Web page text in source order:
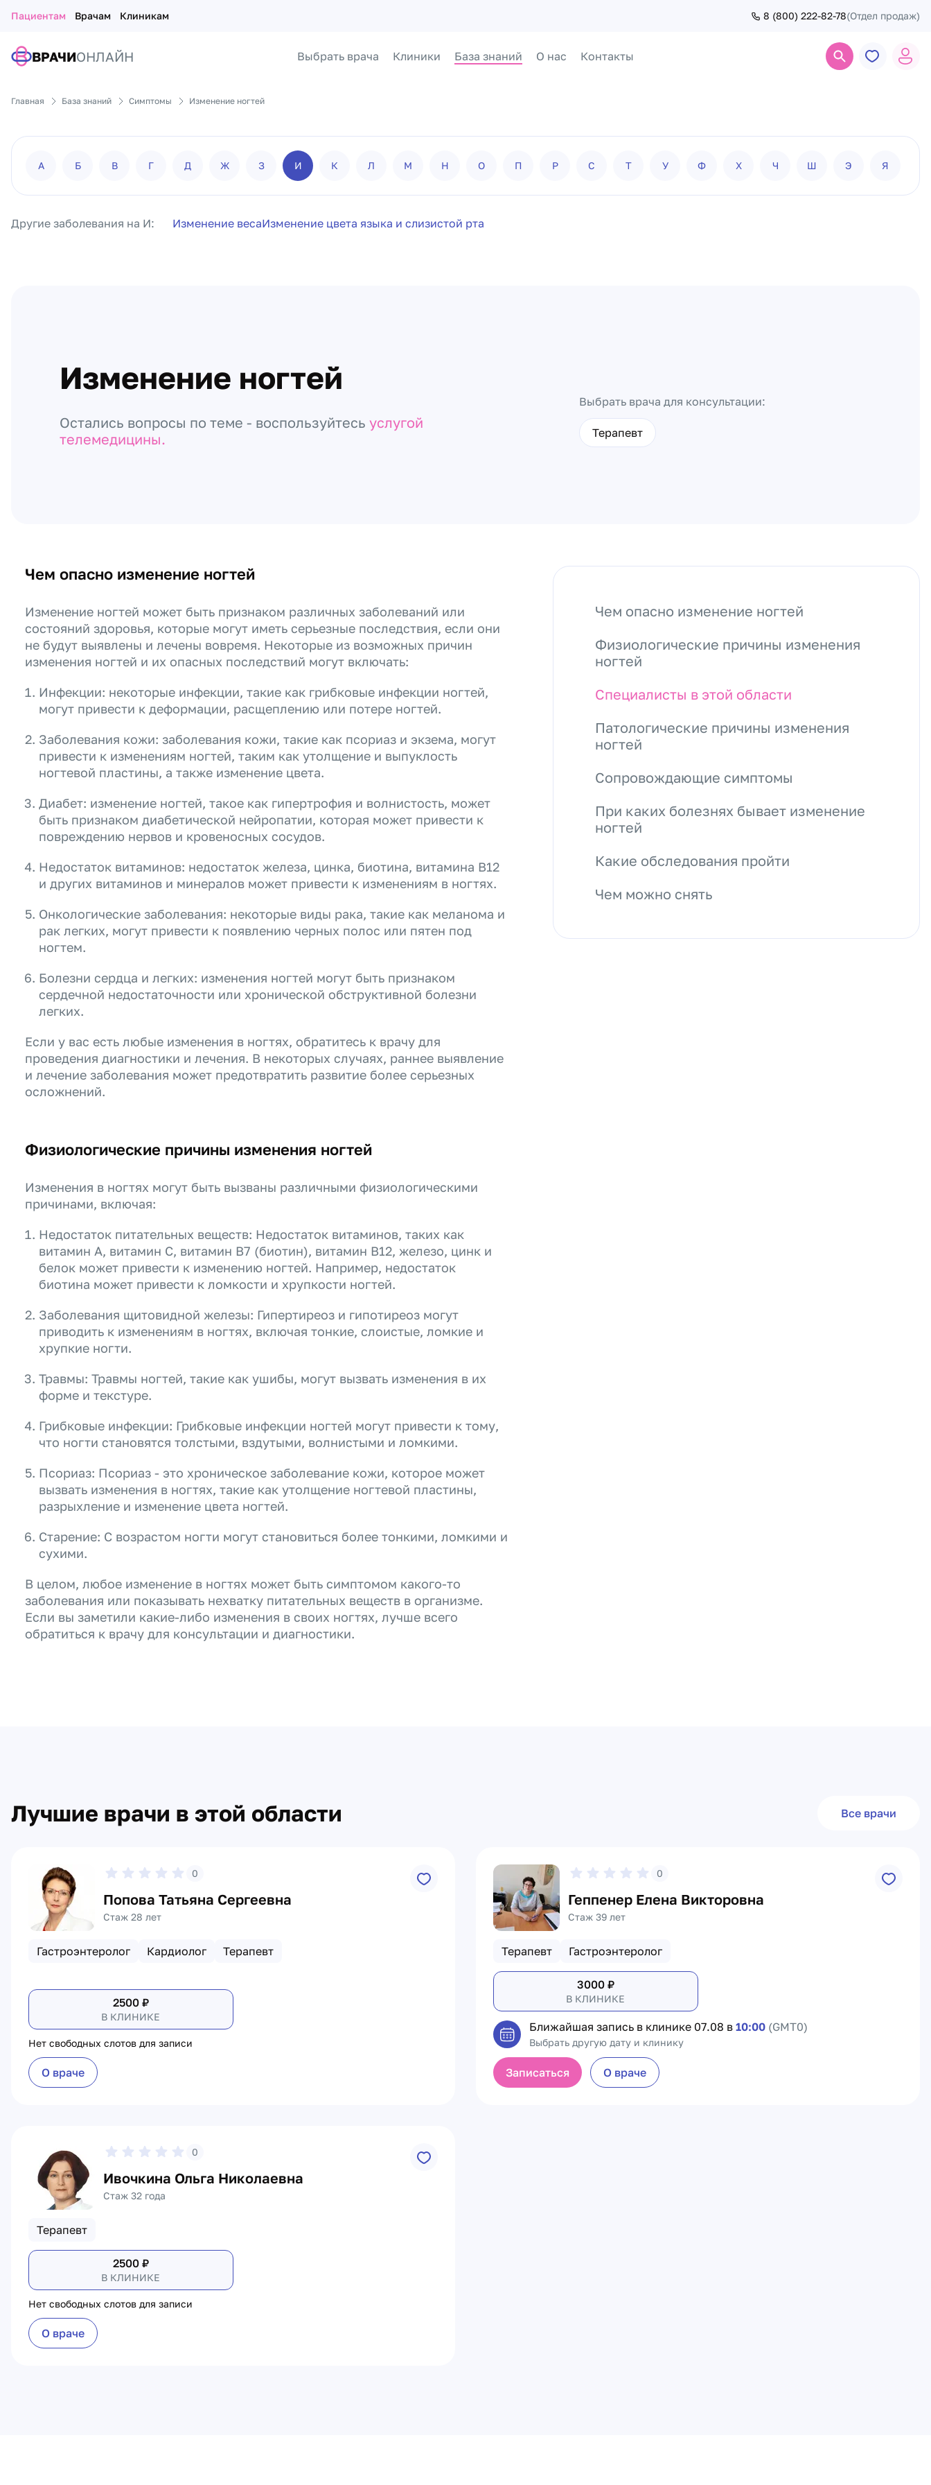
Пациентам Врачам Клиникам 8 (800) 222-82-78(Отдел продаж)
ВРАЧИОНЛАЙН Выбрать врача Клиники База знаний О нас Контакты
Главная База знаний Симптомы Изменение ногтей
А Б В Г Д Ж З И К Л М Н О П Р С Т У Ф Х Ч Ш Э Я
Другие заболевания на И: Изменение весаИзменение цвета языка и слизистой рта
Изменение ногтей
Остались вопросы по теме - воспользуйтесь услугой
телемедицины.
Выбрать врача для консультации:
Терапевт
Чем опасно изменение ногтей
Изменение ногтей может быть признаком различных заболеваний или
состояний здоровья, которые могут иметь серьезные последствия, если они
не будут выявлены и лечены вовремя. Некоторые из возможных причин
изменения ногтей и их опасных последствий могут включать:
Инфекции: некоторые инфекции, такие как грибковые инфекции ногтей,
могут привести к деформации, расщеплению или потере ногтей.
Заболевания кожи: заболевания кожи, такие как псориаз и экзема, могут
привести к изменениям ногтей, таким как утолщение и выпуклость
ногтевой пластины, а также изменение цвета.
Диабет: изменение ногтей, такое как гипертрофия и волнистость, может
быть признаком диабетической нейропатии, которая может привести к
повреждению нервов и кровеносных сосудов.
Недостаток витаминов: недостаток железа, цинка, биотина, витамина B12
и других витаминов и минералов может привести к изменениям в ногтях.
Онкологические заболевания: некоторые виды рака, такие как меланома и
рак легких, могут привести к появлению черных полос или пятен под
ногтем.
Болезни сердца и легких: изменения ногтей могут быть признаком
сердечной недостаточности или хронической обструктивной болезни
легких.
Если у вас есть любые изменения в ногтях, обратитесь к врачу для
проведения диагностики и лечения. В некоторых случаях, раннее выявление
и лечение заболевания может предотвратить развитие более серьезных
осложнений.
Физиологические причины изменения ногтей
Изменения в ногтях могут быть вызваны различными физиологическими
причинами, включая:
Недостаток питательных веществ: Недостаток витаминов, таких как
витамин А, витамин С, витамин В7 (биотин), витамин В12, железо, цинк и
белок может привести к изменению ногтей. Например, недостаток
биотина может привести к ломкости и хрупкости ногтей.
Заболевания щитовидной железы: Гипертиреоз и гипотиреоз могут
приводить к изменениям в ногтях, включая тонкие, слоистые, ломкие и
хрупкие ногти.
Травмы: Травмы ногтей, такие как ушибы, могут вызвать изменения в их
форме и текстуре.
Грибковые инфекции: Грибковые инфекции ногтей могут привести к тому,
что ногти становятся толстыми, вздутыми, волнистыми и ломкими.
Псориаз: Псориаз - это хроническое заболевание кожи, которое может
вызвать изменения в ногтях, такие как утолщение ногтевой пластины,
разрыхление и изменение цвета ногтей.
Старение: С возрастом ногти могут становиться более тонкими, ломкими и
сухими.
В целом, любое изменение в ногтях может быть симптомом какого-то
заболевания или показывать нехватку питательных веществ в организме.
Если вы заметили какие-либо изменения в своих ногтях, лучше всего
обратиться к врачу для консультации и диагностики.
Чем опасно изменение ногтей
Физиологические причины изменения
ногтей
Специалисты в этой области
Патологические причины изменения
ногтей
Сопровождающие симптомы
При каких болезнях бывает изменение
ногтей
Какие обследования пройти
Чем можно снять
Лучшие врачи в этой области Все врачи
0
Попова Татьяна Сергеевна
Стаж 28 лет
Гастроэнтеролог Кардиолог Терапевт
2500₽
В КЛИНИКЕ
Нет свободных слотов для записи
О враче
0
Геппенер Елена Викторовна
Стаж 39 лет
Терапевт Гастроэнтеролог
3000₽
В КЛИНИКЕ
Ближайшая запись в клинике 07.08 в 10:00 (GMT0)
Выбрать другую дату и клинику
Записаться О враче
0
Ивочкина Ольга Николаевна
Стаж 32 года
Терапевт
2500₽
В КЛИНИКЕ
Нет свободных слотов для записи
О враче